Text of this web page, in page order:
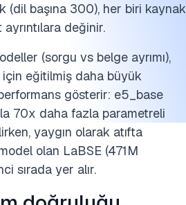
(dil başına 300), her biri kaynak
değinir.
(sorgu vs belge ayrımı),
eğitilmiş daha büyük
gösterir: e5_base
70x daha fazla parametreli
yaygın olarak atıfta
olan LaBSE (471M
sırada yer alır.